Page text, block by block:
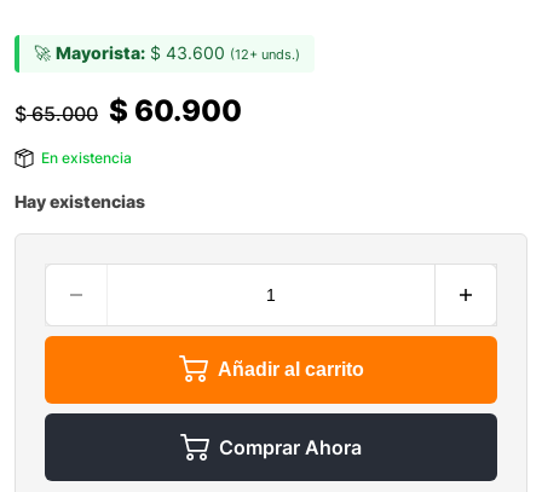
🚀 Mayorista: $ 43.600 (12+ unds.)
$65.000 $ 60.900
En existencia
Hay existencias
Añadir al carrito
Comprar Ahora